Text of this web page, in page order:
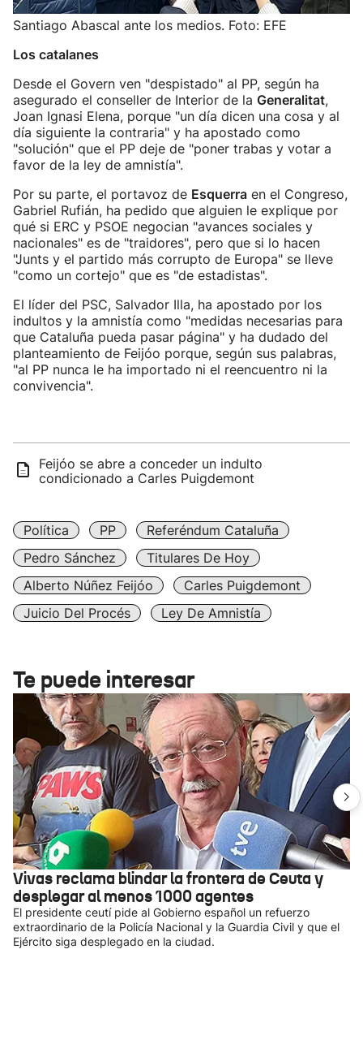
Santiago Abascal ante los medios. Foto: EFE
Los catalanes
Desde el Govern ven "despistado" al PP, según ha
asegurado el conseller de Interior de la Generalitat,
Joan Ignasi Elena, porque "un día dicen una cosa y al
día siguiente la contraria" y ha apostado como
"solución" que el PP deje de "poner trabas y votar a
favor de la ley de amnistía".
Por su parte, el portavoz de Esquerra en el Congreso,
Gabriel Rufián, ha pedido que alguien le explique por
qué si ERC y PSOE negocian "avances sociales y
nacionales" es de "traidores", pero que si lo hacen
"Junts y el partido más corrupto de Europa" se lleve
"como un cortejo" que es "de estadistas".
El líder del PSC, Salvador Illa, ha apostado por los
indultos y la amnistía como "medidas necesarias para
que Cataluña pueda pasar página" y ha dudado del
planteamiento de Feijóo porque, según sus palabras,
"al PP nunca le ha importado ni el reencuentro ni la
convivencia".
Feijóo se abre a conceder un indulto
condicionado a Carles Puigdemont
Política PP
Referéndum Cataluña
Pedro Sánchez
Titulares De Hoy
Alberto Núñez Feijóo
Carles Puigdemont
Juicio Del Procés
Ley De Amnistía
Te puede interesar
Vivas reclama blindar la frontera de Ceuta y
desplegar al menos 1000 agentes
El presidente ceutí pide al Gobierno español un refuerzo
extraordinario de la Policía Nacional y la Guardia Civil y que el
Ejército siga desplegado en la ciudad.